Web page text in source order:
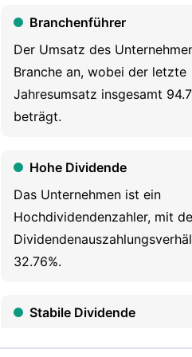
utilizing its flexible and efficient
network. Its segments include
Express, FedEx Freight, and
and eliminations. Federal
includes express
sales, marketing, administrative,
information-technology
service operations for United
customers. FedEx Freight
FedEx Freight (LTL freight
transportation). Corporate,
Dataworks, Inc. (FedEx
Branchenführer
Der Umsatz des
Branche an, wobei der letzte
Jahresumsatz insgesamt
beträgt.
Hohe Dividende
Das Unternehmen ist ein
Hochdividendenzahler, mit
32.76%.
Stabile Dividende